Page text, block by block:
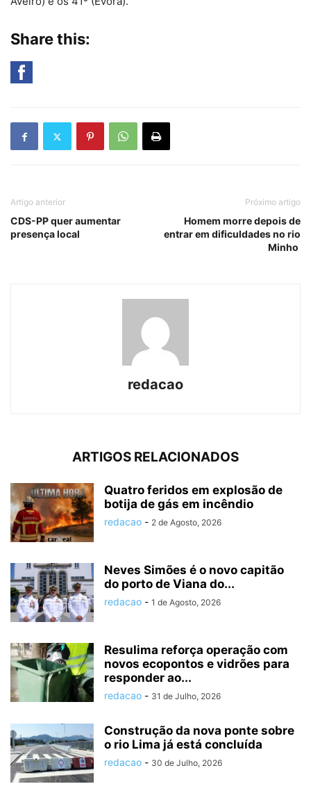
Share this:
Artigo anterior
CDS-PP quer aumentar
presença local
Próximo artigo
Homem morre depois de
entrar em dificuldades no rio
Minho
redacao
ARTIGOS RELACIONADOS
Quatro feridos em explosão de
botija de gás em incêndio
redacao - 2 de Agosto, 2026
Neves Simões é o novo capitão
do porto de Viana do...
redacao - 1 de Agosto, 2026
Resulima reforça operação com
novos ecopontos e vidrões para
responder ao...
redacao - 31 de Julho, 2026
Construção da nova ponte sobre
o rio Lima já está concluída
redacao - 30 de Julho, 2026